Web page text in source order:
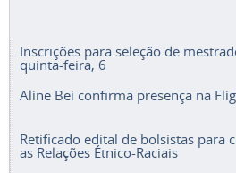
Inscrições para seleção de
quinta-feira, 6
Aline Bei confirma presença na
Retificado edital de bolsistas para
as Relações Étnico-Raciais